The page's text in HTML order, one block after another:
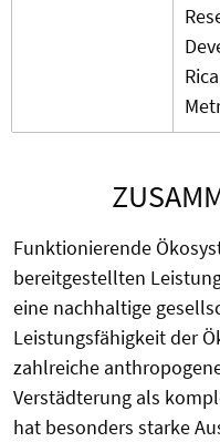
Funktionierende
bereitgestellten
eine nachhaltige
Leistungsfähigkeit der
zahlreiche
Verstädterung als
hat besonders starke